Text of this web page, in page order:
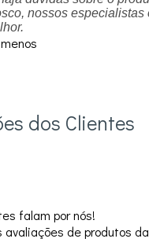
nossos especialistas
dos Clientes
falam por nós!
avaliações de produtos